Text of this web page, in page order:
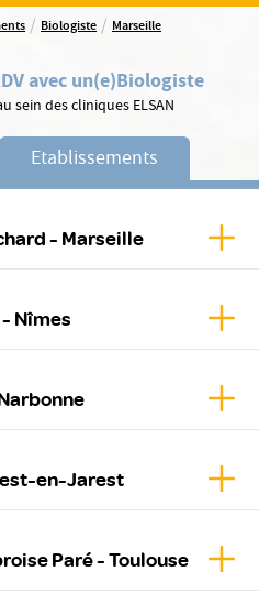
/ Biologiste / Marseille
avec un(e)Biologiste
sein des cliniques ELSAN
Etablissements
- Marseille
Nîmes
en-Jarest
Paré - Toulouse